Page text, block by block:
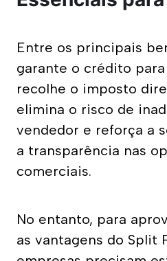
Entre os principais
garante o crédito
recolhe o imposto
elimina o risco de
vendedor e reforça a
a transparência nas
comerciais.
No entanto, para
as vantagens do Split